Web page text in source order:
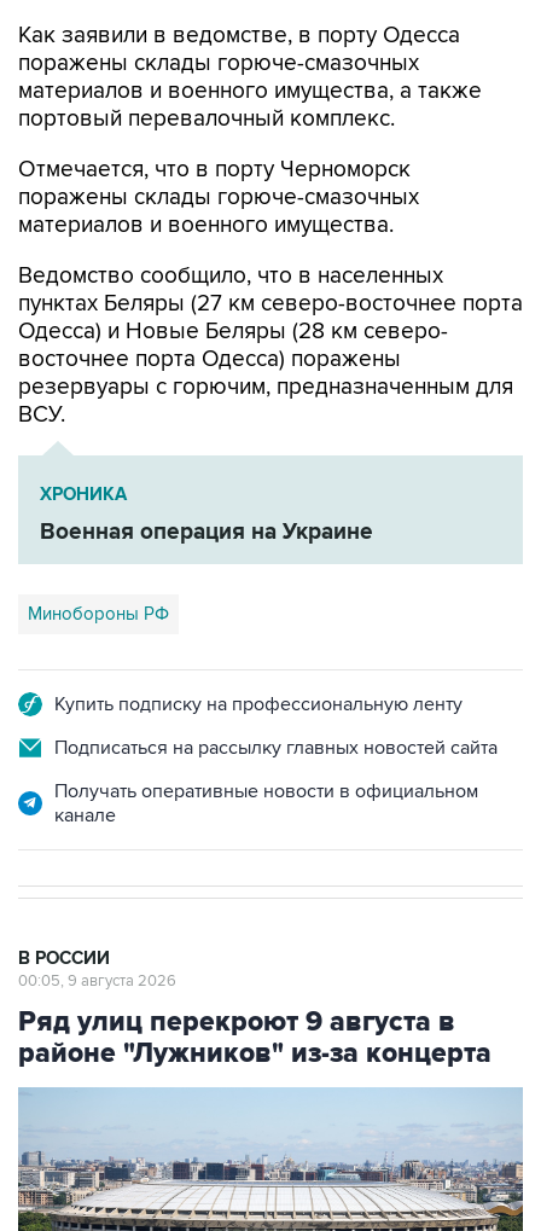
Как заявили в ведомстве, в порту Одесса
поражены склады горюче-смазочных
материалов и военного имущества, а также
портовый перевалочный комплекс.
Отмечается, что в порту Черноморск
поражены склады горюче-смазочных
материалов и военного имущества.
Ведомство сообщило, что в населенных
пунктах Беляры (27 км северо-восточнее порта
Одесса) и Новые Беляры (28 км северо-
восточнее порта Одесса) поражены
резервуары с горючим, предназначенным для
ВСУ.
ХРОНИКА
Военная операция на Украине
Минобороны РФ
Купить подписку на профессиональную ленту
Подписаться на рассылку главных новостей сайта
Получать оперативные новости в официальном
канале
В РОССИИ
00:05, 9 августа 2026
Ряд улиц перекроют 9 августа в
районе "Лужников" из-за концерта